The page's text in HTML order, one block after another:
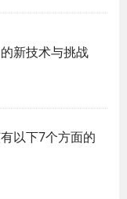
新技术与挑战
以下7个方面的